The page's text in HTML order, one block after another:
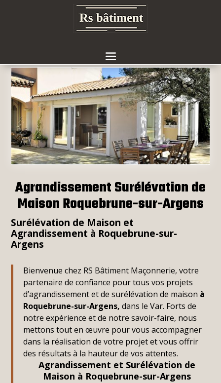
Agrandissement Surélévation de
Maison Roquebrune-sur-Argens
Surélévation de Maison et
Agrandissement à Roquebrune-sur-
Argens
Bienvenue chez RS Bâtiment Maçonnerie, votre
partenaire de confiance pour tous vos projets
d’agrandissement et de surélévation de maison à
Roquebrune-sur-Argens, dans le Var. Forts de
notre expérience et de notre savoir-faire, nous
mettons tout en œuvre pour vous accompagner
dans la réalisation de votre projet et vous offrir
des résultats à la hauteur de vos attentes.
Agrandissement et Surélévation de
Maison à Roquebrune-sur-Argens